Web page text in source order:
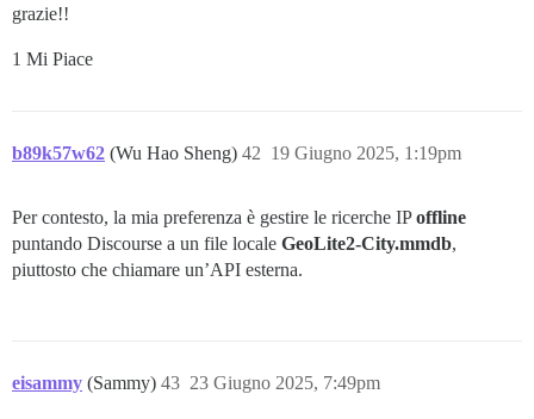
grazie!!
1 Mi Piace
b89k57w62 (Wu Hao Sheng) 19 Giugno 2025, 1:19pm
42
Per contesto, la mia preferenza è gestire le ricerche IPoffline
puntando Discourse a un file locale GeoLite2-City.mmdb,
piuttosto che chiamare un’API esterna.
eisammy (Sammy) 23 Giugno 2025, 7:49pm
43